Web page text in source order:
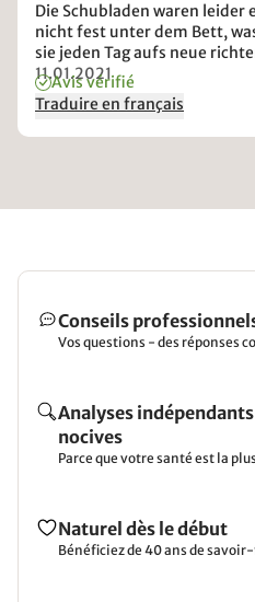
Die Schubladen waren leider
nicht fest unter dem Bett,
sie jeden Tag aufs neue
11.01.2021
Avis vérifié
Traduire en français
Conseils
Vos questions - des réponses
Analyses
nocives
Parce que votre santé est la
Naturel dès le début
Bénéficiez de 40 ans de